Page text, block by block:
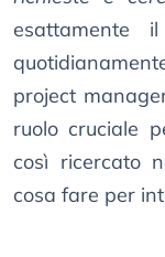
esattamente
project
ruolo cruciale
così ricercato
cosa fare per